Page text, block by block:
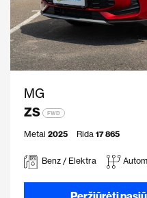
MG
ZS
FWD
Metai 2025 Rida 17 865
Benz / Elektra